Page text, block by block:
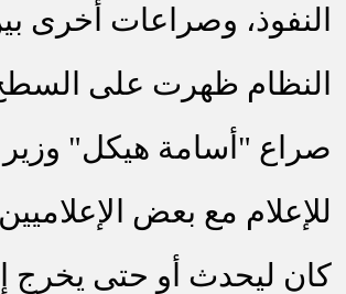
النفوذ، وصراعات أخرى
النظام ظهرت على
صراع "أسامة هيكل" وزير
للإعلام مع بعض
كان ليحدث أو حتى يخرج